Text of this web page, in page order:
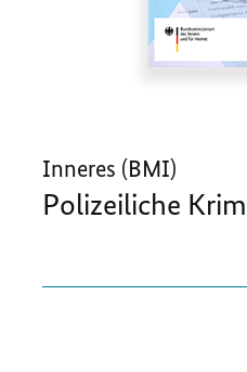
Inneres (BMI)
Polizeiliche